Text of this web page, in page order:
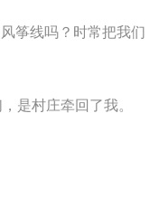
筝线吗？时常把我们
是村庄牵回了我。